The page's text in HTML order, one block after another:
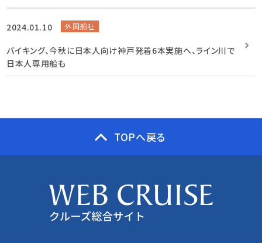
2024.01.10 外国船社
バイキング、今秋に日本人向け神戸発着6本実施へ、ライン川で
日本人専用船も
TOPへ戻る